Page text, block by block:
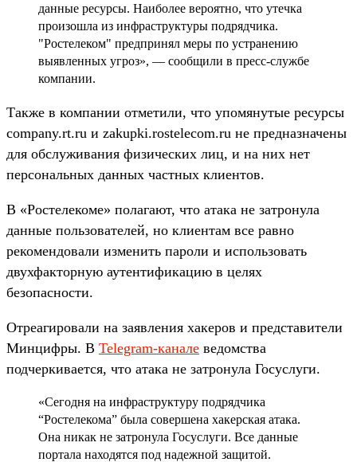
данные ресурсы. Наиболее вероятно, что утечка
произошла из инфраструктуры подрядчика.
"Ростелеком" предпринял меры по устранению
выявленных угроз», — сообщили в пресс-службе
компании.
Также в компании отметили, что упомянутые ресурсы
company.rt.ru и zakupki.rostelecom.ru не предназначены
для обслуживания физических лиц, и на них нет
персональных данных частных клиентов.
В «Ростелекоме» полагают, что атака не затронула
данные пользователей, но клиентам все равно
рекомендовали изменить пароли и использовать
двухфакторную аутентификацию в целях
безопасности.
Отреагировали на заявления хакеров и представители
Минцифры. В Telegram-канале ведомства
подчеркивается, что атака не затронула Госуслуги.
«Сегодня на инфраструктуру подрядчика
“Ростелекома” была совершена хакерская атака.
Она никак не затронула Госуслуги. Все данные
портала находятся под надежной защитой.